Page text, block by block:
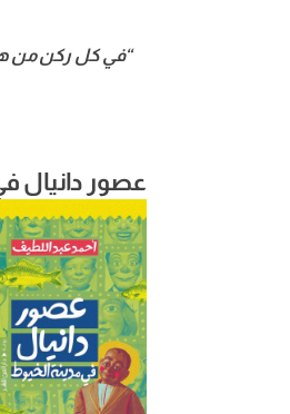
“في كل ركن من
عصور دانيال